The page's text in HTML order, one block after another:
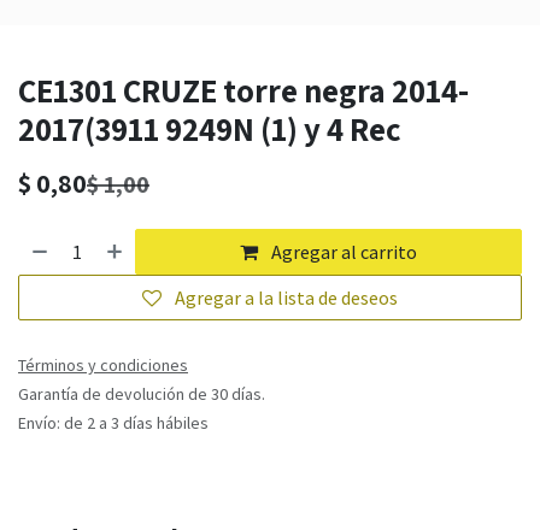
CE1301 CRUZE torre negra 2014-
2017(3911 9249N (1) y 4 Rec
$ 0,80$1,00
Agregar al carrito
Agregar a la lista de deseos
Términos y condiciones
Garantía de devolución de 30 días.
Envío: de 2 a 3 días hábiles